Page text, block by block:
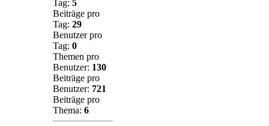
Tag: 5
Beiträge pro
Tag: 29
Benutzer pro
Tag: 0
Themen pro
Benutzer: 130
Beiträge pro
Benutzer: 721
Beiträge pro
Thema: 6